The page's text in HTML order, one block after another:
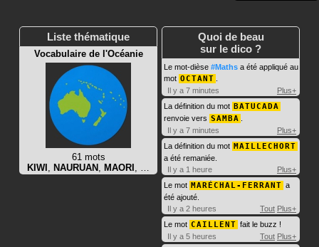
Liste thématique
Vocabulaire de l'Océanie
61 mots
KIWI , NAURUAN , MAORI , …
Quoi de beau
sur le dico ?
Le mot-dièse #Maths a été appliqué au
mot OCTANT
Il y a 7 minutes
Plus+
La définition du mot BATUCADA
renvoie vers SAMBA
Il y a 7 minutes
Plus+
La définition du mot MAILLECHORT
a été remaniée.
Il y a 1 heure
Plus+
Le mot MARÉCHAL-FERRANT a
été ajouté.
Il y a 2 heures
Tout Plus+
Le mot CAILLENT fait le buzz !
Il y a 5 heures
Tout Plus+